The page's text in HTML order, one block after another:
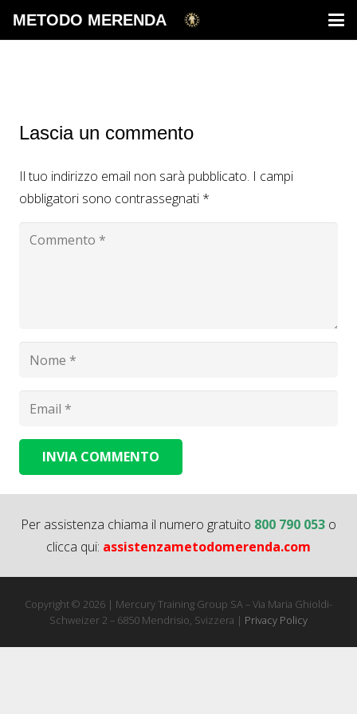
METODO MERENDA
Lascia un commento
Il tuo indirizzo email non sarà pubblicato. I campi
obbligatori sono contrassegnati *
INVIA COMMENTO
Per assistenza chiama il numero gratuito 800 790 053 o
clicca qui: assistenzametodomerenda.com
Copyright © 2026 | Mercury Training Group SA – Via Maria Ghioldi-
Schweizer 2 – 6850 Mendrisio, Svizzera | Privacy Policy